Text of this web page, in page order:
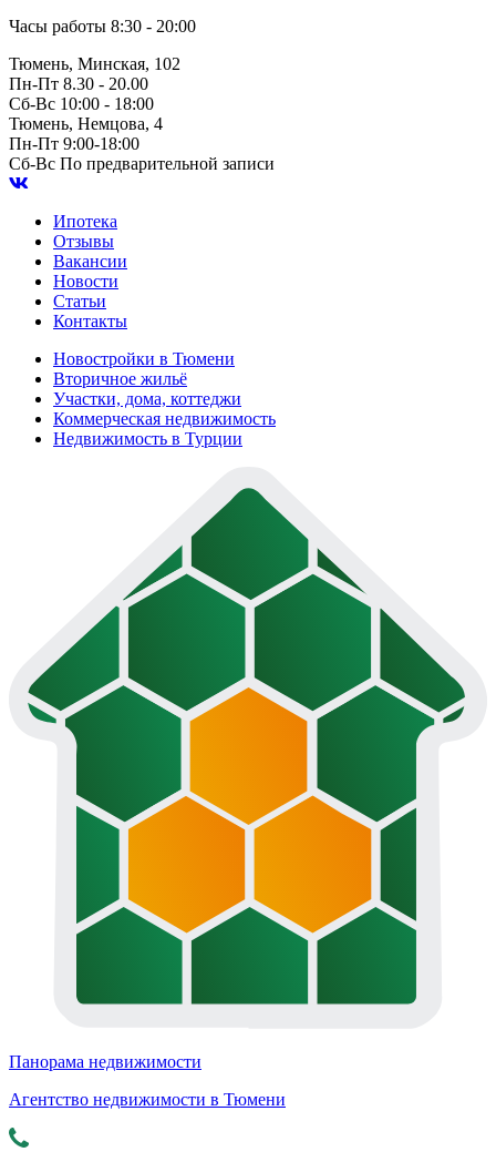
Часы работы 8:30 - 20:00
Тюмень, Минская, 102
Пн-Пт 8.30 - 20.00
Сб-Вс 10:00 - 18:00
Тюмень, Немцова, 4
Пн-Пт 9:00-18:00
Сб-Вс По предварительной записи
Ипотека
Отзывы
Вакансии
Новости
Статьи
Контакты
Новостройки в Тюмени
Вторичное жильё
Участки, дома, коттеджи
Коммерческая недвижимость
Недвижимость в Турции
Панорама недвижимости
Агентство недвижимости в Тюмени